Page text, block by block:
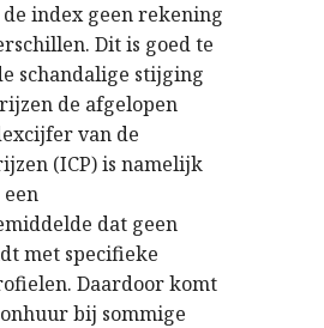
index geen rekening
Dit is goed te
schandalige stijging
de afgelopen
van de
(ICP) is namelijk
dat geen
met specifieke
Daardoor komt
bij sommige